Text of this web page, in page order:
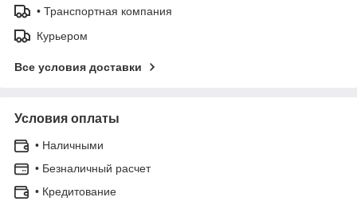
• Транспортная компания
Курьером
Все условия доставки
Условия оплаты
• Наличными
• Безналичный расчет
• Кредитование